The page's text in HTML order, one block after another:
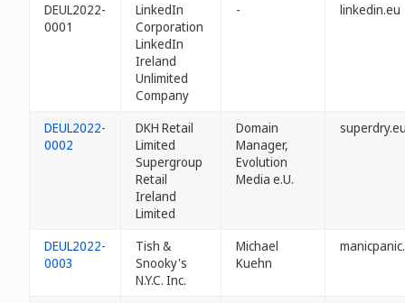
DEUL2022-
0001
LinkedIn
Corporation
LinkedIn
Ireland
Unlimited
Company
- linkedin.eu
DEUL2022-
0002
DKH Retail
Limited
Supergroup
Retail
Ireland
Limited
Domain
Manager,
Evolution
Media e.U.
DEUL2022-
0003
Tish &
Snooky's
N.Y.C. Inc.
Michael
Kuehn